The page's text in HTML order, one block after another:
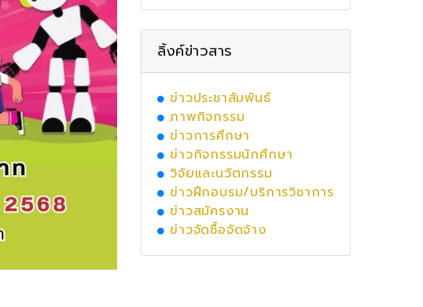
ลิ้งค์ข่าวสาร
ข่าวประชาสัมพันธ์
ภาพกิจกรรม
ข่าวการศึกษา
ข่าวกิจกรรมนักศึกษา
วิจัยและนวัตกรรม
ข่าวฝึกอบรม/บริการวิชาการ
ข่าวสมัครงาน
ข่าวจัดซื้อจัดจ้าง